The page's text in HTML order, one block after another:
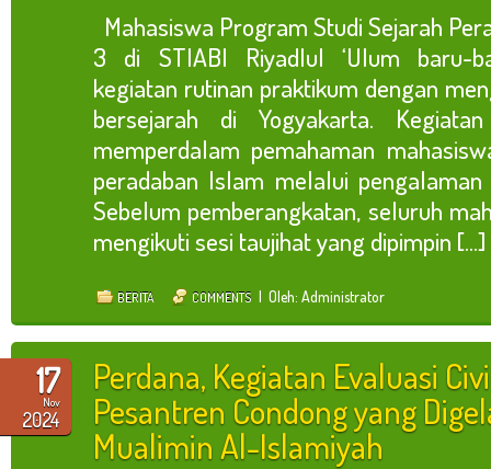
Mahasiswa Program Studi Sejarah
3 di STIABI Riyadlul ‘Ulum baru-
kegiatan rutinan praktikum dengan
bersejarah di Yogyakarta.
memperdalam pemahaman
peradaban Islam melalui
Sebelum pemberangkatan, seluruh
mengikuti sesi taujihat yang dipimpin [...]
BERITA COMMENTS | Oleh: Administrator
17
Nov
2024
Perdana, Kegiatan Evaluasi
Pesantren Condong yang
Mualimin Al-Islamiyah